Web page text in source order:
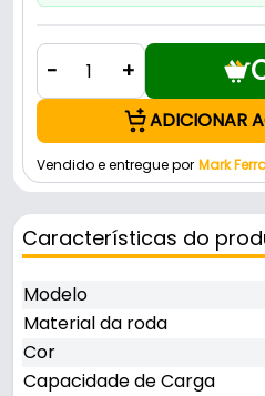
- +
ADICIONAR
Vendido e entregue por Mark
Características do
Modelo
Material da roda
Cor
Capacidade de Carga